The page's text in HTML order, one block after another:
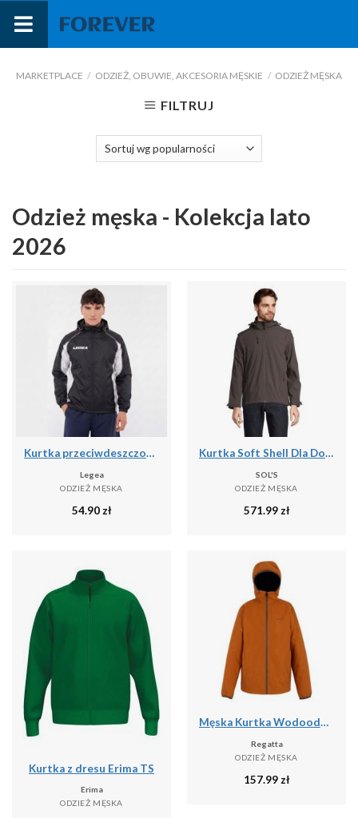
treści
MARKETPLACE / ODZIEŻ, OBUWIE, AKCESORIA MĘSKIE / ODZIEŻ MĘSKA
FILTRUJ
Odzież męska - Kolekcja lato
2026
Kurtka przeciwdeszczowa Storm dla mężczyzn do biegania czarno-biała
Legea
ODZIEŻ MĘSKA
54.90 zł
Kurtka Soft Shell Dla Dorosłych Unisex Falcon 3 W 1
SOL'S
ODZIEŻ MĘSKA
571.99 zł
Kurtka z dresu Erima TS
Erima
ODZIEŻ MĘSKA
Męska Kurtka Wodoodporna Caspen
Regatta
ODZIEŻ MĘSKA
157.99 zł